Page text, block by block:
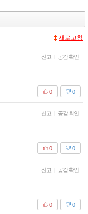
새로고침
신고 | 공감 확인
0
0
신고 | 공감 확인
0
0
신고 | 공감 확인
0
0